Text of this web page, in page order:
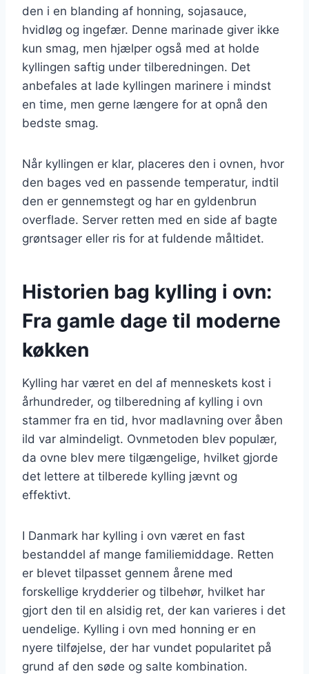
den i en blanding af honning, sojasauce,
hvidløg og ingefær. Denne marinade giver ikke
kun smag, men hjælper også med at holde
kyllingen saftig under tilberedningen. Det
anbefales at lade kyllingen marinere i mindst
en time, men gerne længere for at opnå den
bedste smag.
Når kyllingen er klar, placeres den i ovnen, hvor
den bages ved en passende temperatur, indtil
den er gennemstegt og har en gyldenbrun
overflade. Server retten med en side af bagte
grøntsager eller ris for at fuldende måltidet.
Historien bag kylling i ovn:
Fra gamle dage til moderne
køkken
Kylling har været en del af menneskets kost i
århundreder, og tilberedning af kylling i ovn
stammer fra en tid, hvor madlavning over åben
ild var almindeligt. Ovnmetoden blev populær,
da ovne blev mere tilgængelige, hvilket gjorde
det lettere at tilberede kylling jævnt og
effektivt.
I Danmark har kylling i ovn været en fast
bestanddel af mange familiemiddage. Retten
er blevet tilpasset gennem årene med
forskellige krydderier og tilbehør, hvilket har
gjort den til en alsidig ret, der kan varieres i det
uendelige. Kylling i ovn med honning er en
nyere tilføjelse, der har vundet popularitet på
grund af den søde og salte kombination.